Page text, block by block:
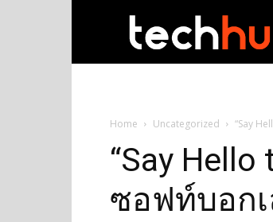
Home Uncategorized “Say
“Say
ซอฟท์บอกเ